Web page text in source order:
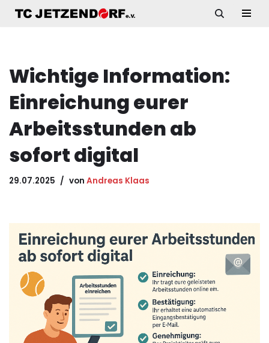
Wichtige Information:
Einreichung eurer
Arbeitsstunden ab
sofort digital
29.07.2025 von Andreas Klaas